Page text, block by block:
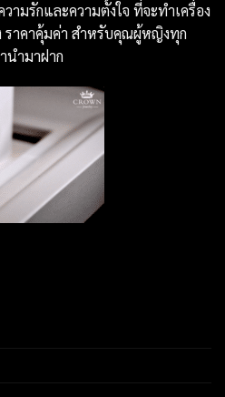
วามรักและความตั้งใจ ที่จะทำเครื่อง
าคาคุ้มค่า สำหรับคุณผู้หญิงทุก
ำมาฝาก